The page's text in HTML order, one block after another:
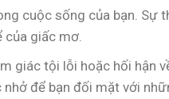
cuộc sống của bạn. Sự
giấc mơ.
giác tội lỗi hoặc hối hận
để bạn đối mặt với